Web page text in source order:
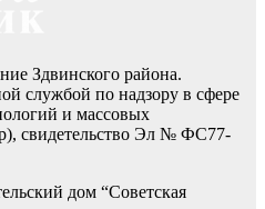
Здвинского района.
службой по надзору в сфере
и массовых
свидетельство Эл № ФС77-
дом “Советская